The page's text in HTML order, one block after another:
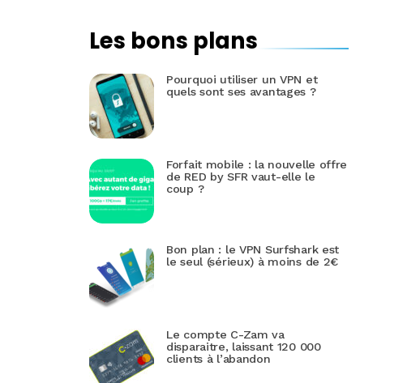
Les bons plans
Pourquoi utiliser un VPN et
quels sont ses avantages ?
Forfait mobile : la nouvelle offre
de RED by SFR vaut-elle le
coup ?
Bon plan : le VPN Surfshark est
le seul (sérieux) à moins de 2€
Le compte C-Zam va
disparaitre, laissant 120 000
clients à l’abandon